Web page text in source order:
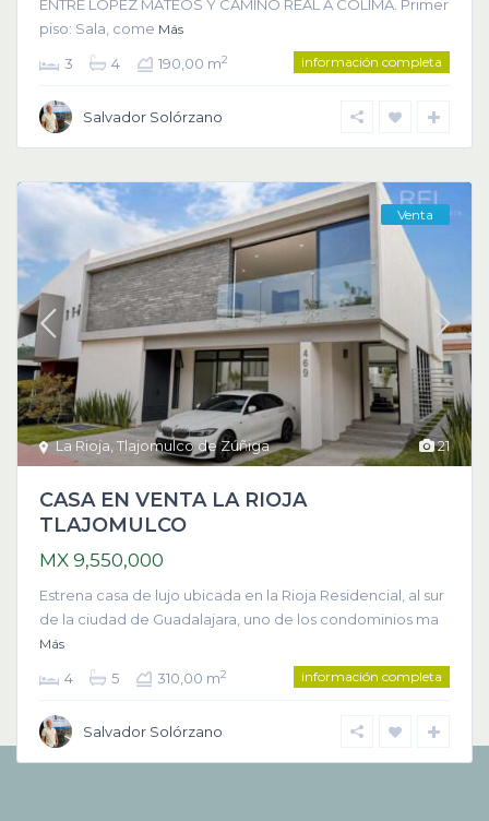
ENTRE LOPEZ MATEOS Y CAMINO REAL A COLIMA. Primer
piso: Sala, come Más
3 4 190,00 m2 información completa
Salvador Solórzano
21
La Rioja,Tlajomulco de Zúñiga
Venta
CASA EN VENTA LA RIOJA
TLAJOMULCO
MX 9,550,000
Estrena casa de lujo ubicada en la Rioja Residencial, al sur
de la ciudad de Guadalajara, uno de los condominios ma
Más
4 5 310,00 m2 información completa
Salvador Solórzano